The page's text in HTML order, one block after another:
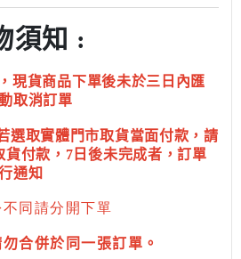
須知 :
現貨商品下單後未於三日內匯
取消訂單
選取實體門市取貨當面付款，請
貨付款，7日後未完成者，訂單
通知
同請分開下單
合併於同一張訂單。